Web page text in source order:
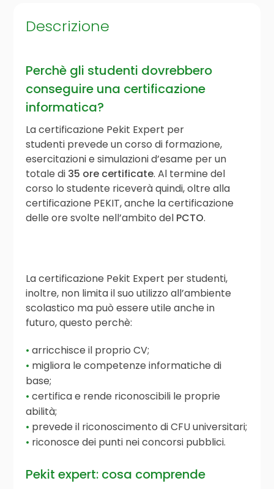
Descrizione
Perchè gli studenti dovrebbero
conseguire una certificazione
informatica?
La certificazione Pekit Expert per
studenti prevede un corso di formazione,
esercitazioni e simulazioni d’esame per un
totale di 35 ore certificate. Al termine del
corso lo studente riceverà quindi, oltre alla
certificazione PEKIT, anche la certificazione
delle ore svolte nell’ambito del PCTO.
La certificazione Pekit Expert per studenti,
inoltre, non limita il suo utilizzo all’ambiente
scolastico ma può essere utile anche in
futuro, questo perchè:
arricchisce il proprio CV;
migliora le competenze informatiche di
base;
certifica e rende riconoscibili le proprie
abilità;
prevede il riconoscimento di CFU universitari;
riconosce dei punti nei concorsi pubblici.
Pekit expert: cosa comprende